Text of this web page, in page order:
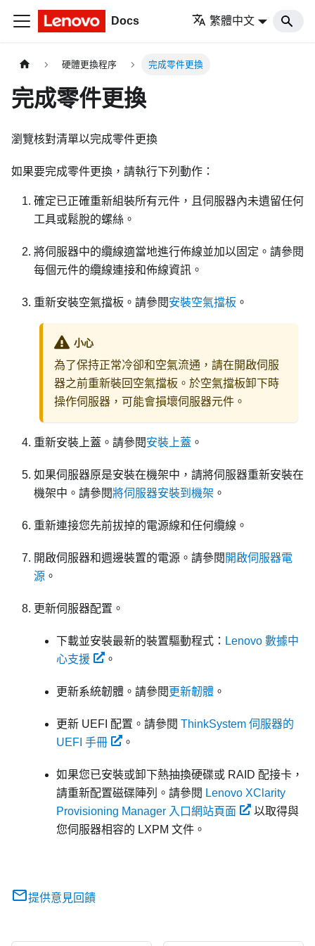
Docs 繁體中文
硬體更換程序 完成零件更換
完成零件更換
瀏覽核對清單以完成零件更換
如果要完成零件更換，請執行下列動作：
確定已正確重新組裝所有元件，且伺服器內未遺留任何
工具或鬆脫的螺絲。
將伺服器中的纜線適當地進行佈線並加以固定。請參閱
每個元件的纜線連接和佈線資訊。
重新安裝空氣擋板。請參閱安裝空氣擋板 。
小心
為了保持正常冷卻和空氣流通，請在開啟伺服
器之前重新裝回空氣擋板。於空氣擋板卸下時
操作伺服器，可能會損壞伺服器元件。
重新安裝上蓋。請參閱安裝上蓋 。
如果伺服器原是安裝在機架中，請將伺服器重新安裝在
機架中。請參閱將伺服器安裝到機架 。
重新連接您先前拔掉的電源線和任何纜線。
開啟伺服器和週邊裝置的電源。請參閱 開啟伺服器電
源 。
更新伺服器配置。
下載並安裝最新的裝置驅動程式： Lenovo 數據中
心支援
。
更新系統韌體。請參閱 更新韌體 。
更新 UEFI 配置。請參閱 ThinkSystem 伺服器的
UEFI 手冊
。
如果您已安裝或卸下熱抽換硬碟或 RAID 配接卡，
請重新配置磁碟陣列。請參閱 Lenovo XClarity
Provisioning Manager 入口網站頁面
以取得與
您伺服器相容的 LXPM 文件。
提供意見回饋